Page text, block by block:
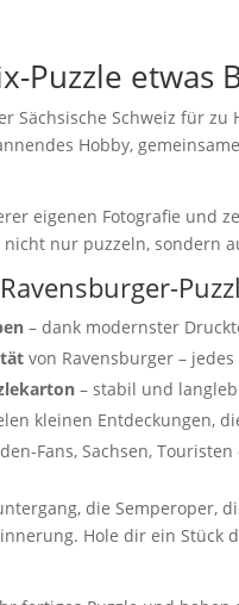
Puzzle etwas
Sächsische Schweiz für
Hobby,
eigenen Fotografie und
nur puzzeln, sondern
– dank modernster
von Ravensburger –
– stabil und
kleinen Entdeckungen,
Fans, Sachsen,
die Semperoper,
Hole dir ein Stück